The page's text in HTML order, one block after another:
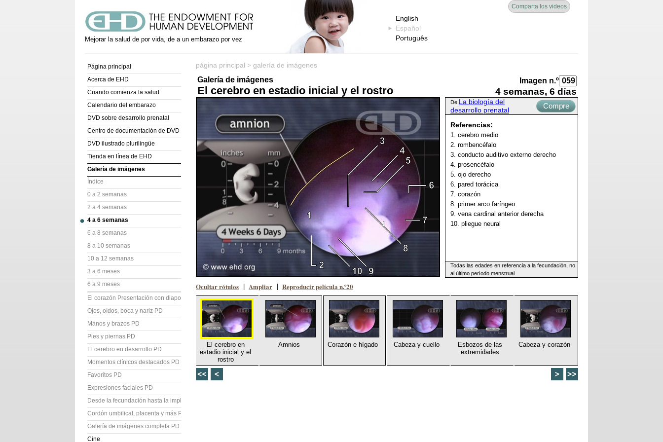
Mejorar la salud de por vida, de a un embarazo por vez
English
Español
Português
Comparta los videos
Página principal
Acerca de EHD
Cuando comienza la salud
Calendario del embarazo
DVD sobre desarrollo prenatal
Centro de documentación de DVD
DVD ilustrado plurilingüe
Tienda en línea de EHD
Galería de imágenes
Índice
0 a 2 semanas
2 a 4 semanas
4 a 6 semanas
6 a 8 semanas
8 a 10 semanas
10 a 12 semanas
3 a 6 meses
6 a 9 meses
El corazón Presentación con diapositivas (PD)
Ojos, oídos, boca y nariz PD
Manos y brazos PD
Pies y piernas PD
El cerebro en desarrollo PD
Momentos clínicos destacados PD
Favoritos PD
Expresiones faciales PD
Desde la fecundación hasta la implantación PD
Cordón umbilical, placenta y más PD
Galería de imágenes completa PD
Cine
página principal > galería de imágenes
Galería de imágenes
El cerebro en estadio inicial y el rostro
Imagen n.º
4 semanas, 6 días
Compre
De La biología del
desarrollo prenatal
Referencias:
1. cerebro medio
2. rombencéfalo
3. conducto auditivo externo derecho
4. prosencéfalo
5. ojo derecho
6. pared torácica
7. corazón
8. primer arco faríngeo
9. vena cardinal anterior derecha
10. pliegue neural
Todas las edades en referencia a la fecundación, no
al último período menstrual.
Ocultar rótulos Ampliar Reproducir película n.º20
El cerebro en
estadio inicial y el
rostro
Amnios Corazón e hígado Cabeza y cuello
Esbozos de las
extremidades
Cabeza y corazón